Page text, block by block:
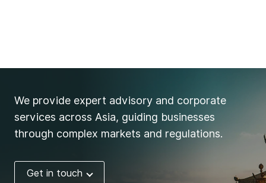
We provide expert advisory and corporate
services across Asia, guiding businesses
through complex markets and regulations.
Get in touch